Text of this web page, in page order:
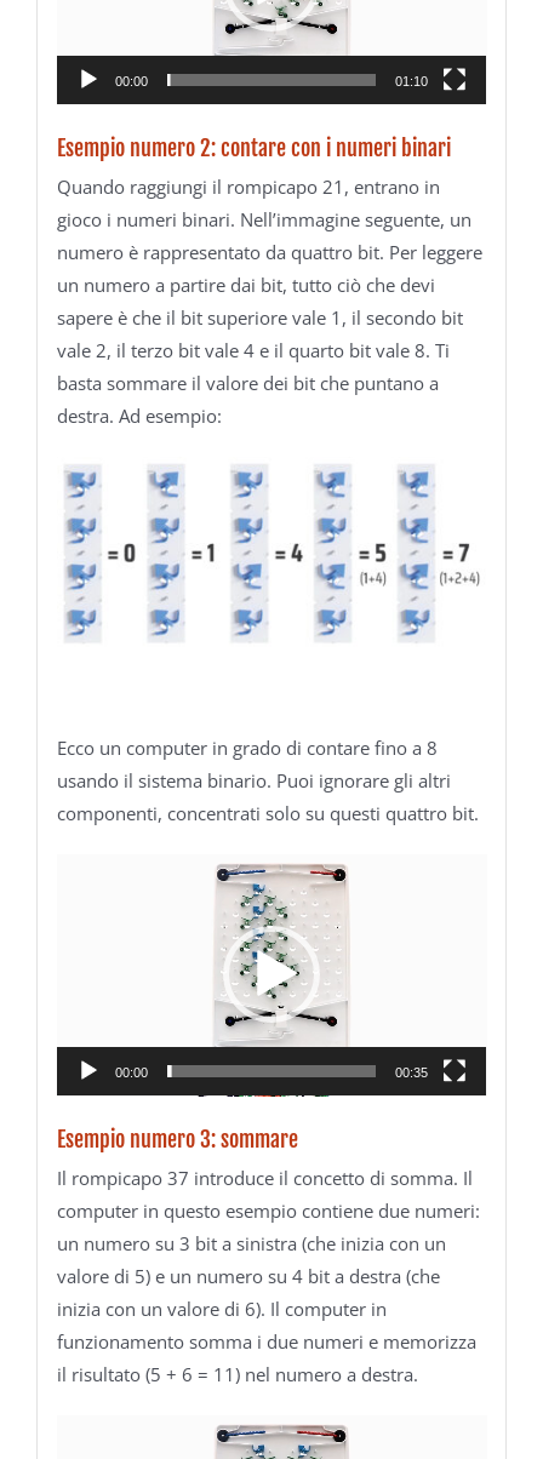
00:00 01:10
Esempio numero 2: contare con i numeri binari
Quando raggiungi il rompicapo 21, entrano in
gioco i numeri binari. Nell’immagine seguente, un
numero è rappresentato da quattro bit. Per leggere
un numero a partire dai bit, tutto ciò che devi
sapere è che il bit superiore vale 1, il secondo bit
vale 2, il terzo bit vale 4 e il quarto bit vale 8. Ti
basta sommare il valore dei bit che puntano a
destra. Ad esempio:
Ecco un computer in grado di contare fino a 8
usando il sistema binario. Puoi ignorare gli altri
componenti, concentrati solo su questi quattro bit.
00:00 00:35
Esempio numero 3: sommare
Il rompicapo 37 introduce il concetto di somma. Il
computer in questo esempio contiene due numeri:
un numero su 3 bit a sinistra (che inizia con un
valore di 5) e un numero su 4 bit a destra (che
inizia con un valore di 6). Il computer in
funzionamento somma i due numeri e memorizza
il risultato (5 + 6 = 11) nel numero a destra.